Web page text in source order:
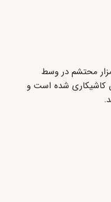
بالغ بر ۸۰ متر داشته و سنگ مرمرین مزار محتشم در وسط
بقعه آجری و مقرنس کاشیکاری شده است و